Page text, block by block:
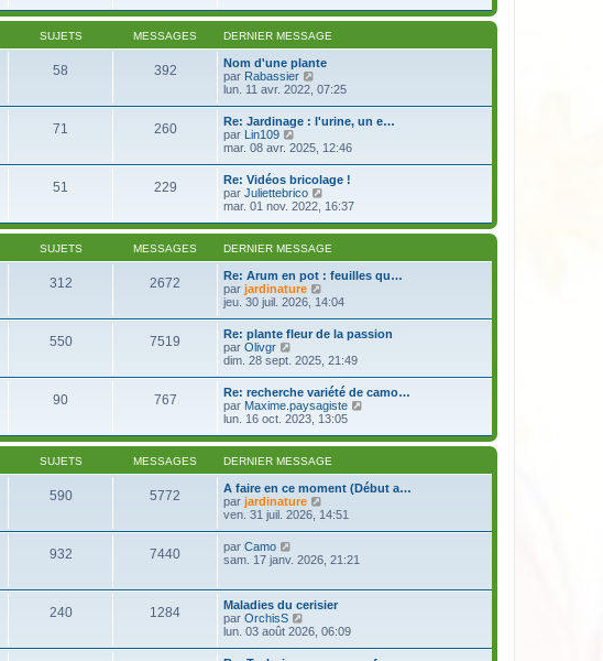
r
m
e
s
s
g
r
i
e
r
m
e
s
s
g
l
e
e
r
n
i
e
r
e
s
s
a
g
SUJETS MESSAGES DERNIER MESSAGE
58 392
Nom d'une plante
par Rabassier
o
r
l
e
d
e
r
n
i
e
r
m
e
s
s
a
lun. 11 avr. 2022, 07:25
71 260
Re: Jardinage : l'urine, un e…
par Lin109
o
l
e
d
e
n
i
e
r
m
e
s
a
mar. 08 avr. 2025, 12:46
51 229
Re: Vidéos bricolage !
par Juliettebrico
o
r
l
d
e
r
n
i
e
m
e
s
s
a
e
mar. 01 nov. 2022, 16:37
SUJETS MESSAGES DERNIER MESSAGE
312 2672
Re: Arum en pot : feuilles qu…
par jardinature
o
l
e
d
e
r
n
i
e
r
m
e
s
a
jeu. 30 juil. 2026, 14:04
550 7519
Re: plante fleur de la passion
par Olivgr
o
r
l
e
d
e
n
i
e
r
m
e
s
dim. 28 sept. 2025, 21:49
90 767
Re: recherche variété de camo…
par Maxime.paysagiste
r
d
e
i
e
lun. 16 oct. 2023, 13:05
SUJETS MESSAGES DERNIER MESSAGE
590 5772
A faire en ce moment (Début a…
par jardinature
o
e
e
r
i
e
ven. 31 juil. 2026, 14:51
932 7440 par Camo
o
e
d
e
r
sam. 17 janv. 2026, 21:21
240 1284
Maladies du cerisier
par OrchisS
o
lun. 03 août 2026, 06:09